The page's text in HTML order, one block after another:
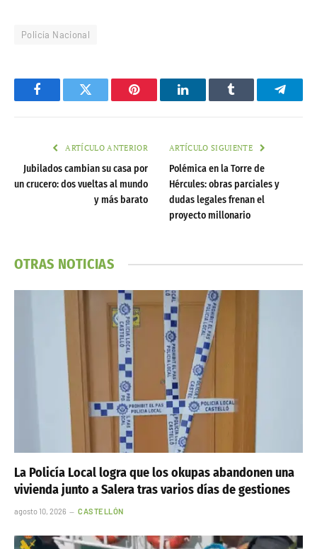
Policía Nacional
FacebookTwitter Pinterest LinkedInTumblr
ARTÍCULO ANTERIOR
Jubilados cambian su casa por
un crucero: dos vueltas al mundo
y más barato
ARTÍCULO SIGUIENTE
Polémica en la Torre de
Hércules: obras parciales y
dudas legales frenan el
proyecto millonario
OTRAS NOTICIAS
La Policía Local logra que los okupas abandonen una
vivienda junto a Salera tras varios días de gestiones
agosto 10, 2026 CASTELLÓN